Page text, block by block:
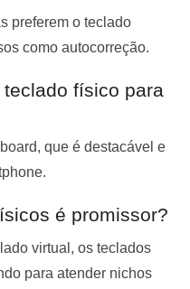
preferem o teclado
como autocorreção.
físico para
que é destacável e
é promissor?
virtual, os teclados
para atender nichos